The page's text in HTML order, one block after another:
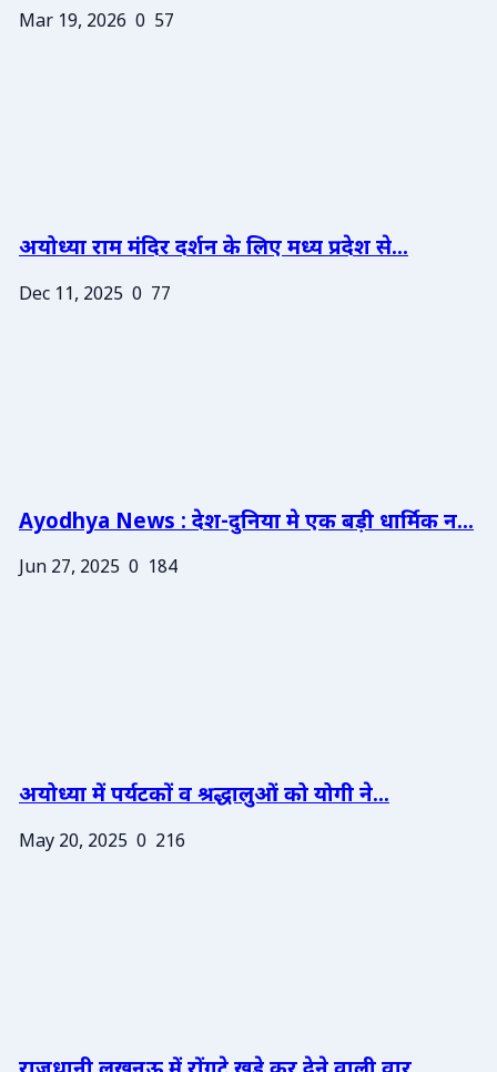
Mar 19, 2026 0 57
अयोध्या राम मंदिर दर्शन के लिए मध्य प्रदेश से...
Dec 11, 2025 0 77
Ayodhya News : देश-दुनिया मे एक बड़ी धार्मिक न...
Jun 27, 2025 0 184
अयोध्या में पर्यटकों व श्रद्धालुओं को योगी ने...
May 20, 2025 0 216